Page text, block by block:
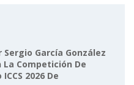
García González
La Competición De
2026 De